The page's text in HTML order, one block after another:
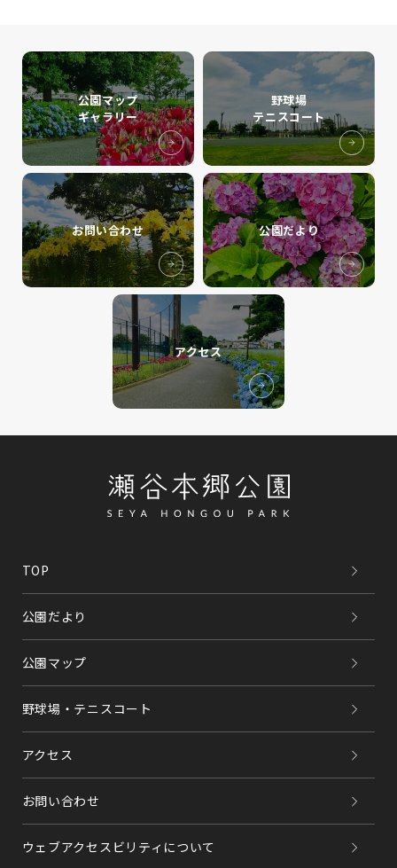
公園マップ
ギャラリー
野球場
テニスコート
お問い合わせ 公園だより
アクセス
TOP
公園だより
公園マップ
野球場・テニスコート
アクセス
お問い合わせ
ウェブアクセスビリティについて